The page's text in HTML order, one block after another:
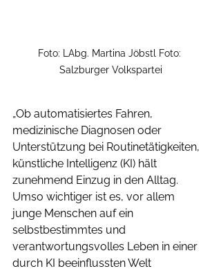
Foto: LAbg. Martina Jöbstl Foto:
Salzburger Volkspartei
„Ob automatisiertes Fahren,
medizinische Diagnosen oder
Unterstützung bei Routinetätigkeiten,
künstliche Intelligenz (KI) hält
zunehmend Einzug in den Alltag.
Umso wichtiger ist es, vor allem
junge Menschen auf ein
selbstbestimmtes und
verantwortungsvolles Leben in einer
durch KI beeinflussten Welt